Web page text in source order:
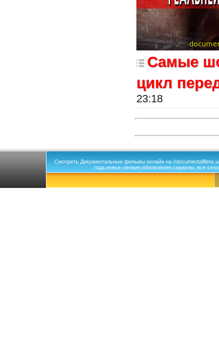
Самые
цикл
23:18
Смотреть Документальные фильмы онлайн на //
года,новье,свежие,обновления,сериалы, все